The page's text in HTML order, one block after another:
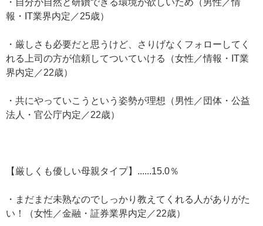
・自分が自然と研鑽できる環境が欲しいため（男性／情
報・IT業界内定／25歳）
・厳しさも必要だと思うけど、さりげなくフォローしてく
れる上司の方が信頼してついていける（女性／情報・IT業
界内定／22歳）
・共にやっていこうという姿勢が理想（男性／団体・公益
法人・官公庁内定／22歳）
【厳しくも優しい母親タイプ】......15.0％
・まだまだ未熟なのでしっかり教えてくれる人がありがた
い！（女性／金融・証券業界内定／22歳）